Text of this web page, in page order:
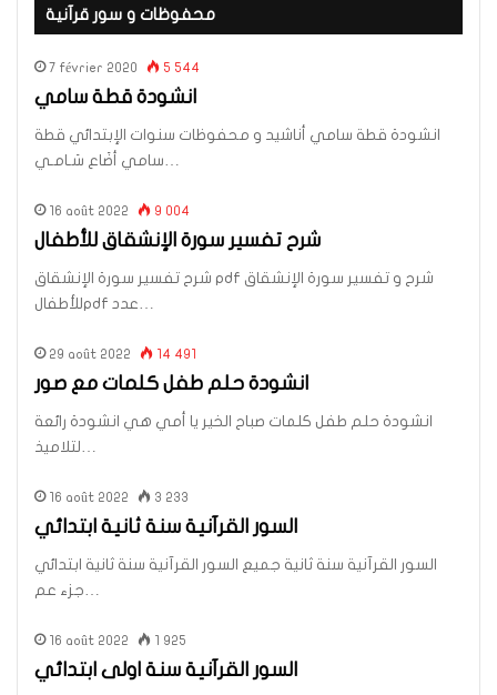
محفوظات و سور قرآنية
7 février 2020 5 544
انشودة قطة سامي
انشودة قطة سامي أناشيد و محفوظات سنوات الإبتدائي قطة
16 août 2022 9 004
شرح تفسير سورة الإنشقاق للأطفال
شرح تفسير سورة الإنشقاق pdf شرح و تفسير سورة الإنشقاق
29 août 2022 14 491
انشودة حلم طفل كلمات مع صور
انشودة حلم طفل كلمات صباح الخير يا أمي هي انشودة رائعة
16 août 2022 3 233
السور القرآنية سنة ثانية ابتدائي
السور القرآنية سنة ثانية جميع السور القرآنية سنة ثانية ابتدائي
16 août 2022 1 925
السور القرآنية سنة اولى ابتدائي